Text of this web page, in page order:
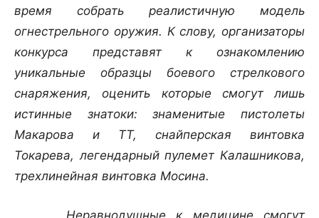
время собрать реалистичную модель
огнестрельного оружия. К слову, организаторы
конкурса представят к ознакомлению
уникальные образцы боевого стрелкового
снаряжения, оценить которые смогут лишь
истинные знатоки: знаменитые пистолеты
Макарова и ТТ, снайперская винтовка
Токарева, легендарный пулемет Калашникова,
трехлинейная винтовка Мосина.